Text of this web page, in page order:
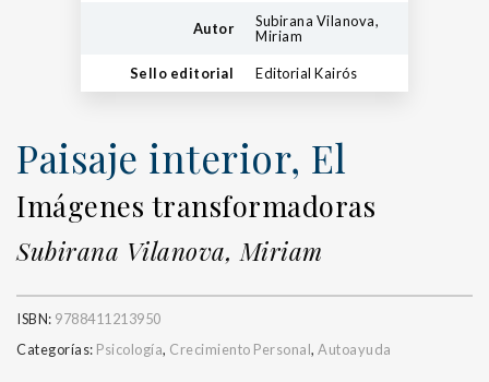
Autor
Subirana Vilanova,
Miriam
Sello editorial Editorial Kairós
Paisaje interior, El
Imágenes transformadoras
Subirana Vilanova, Miriam
ISBN: 9788411213950
Categorías: Psicología, Crecimiento Personal, Autoayuda